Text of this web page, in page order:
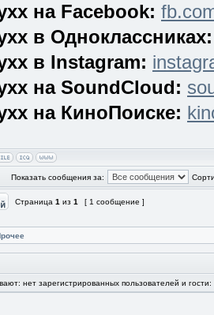
на Facebook:
в Одноклассниках:
в Instagram:
на SoundCloud:
на КиноПоиске:
Показать сообщения за:
Страница 1 из 1 [ 1 сообщение ]
нет зарегистрированных пользователей и гости: